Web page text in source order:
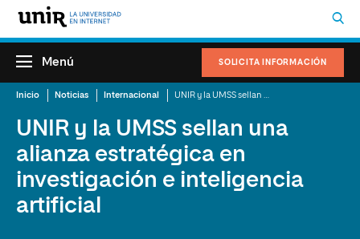
SOLICITA INFORMACIÓN
Menú
Inicio Noticias Internacional
UNIR y la UMSS sellan una
alianza estratégica en
investigación e inteligencia
artificial